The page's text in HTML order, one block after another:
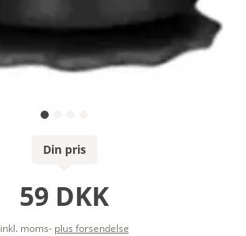
Din pris
59 DKK
inkl. moms- plus forsendelse